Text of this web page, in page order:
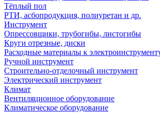
Тёплый пол
РТИ, асбопродукция, полиуретан и др.
Инструмент
Опрессовщики, трубогибы, листогибы
Круги отрезные, диски
Расходные материалы к
Ручной инструмент
Строительно-отделочный инструмент
Электрический инструмент
Климат
Вентиляционное оборудование
Климатическое оборудование